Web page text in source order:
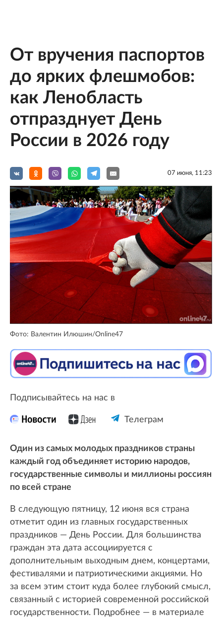
От вручения паспортов
до ярких флешмобов:
как Ленобласть
отпразднует День
России в 2026 году
07 июня, 11:23
Фото: Валентин Илюшин/Online47
Подписывайтесь на нас в
Телеграм
Один из самых молодых праздников страны
каждый год объединяет историю народов,
государственные символы и миллионы россиян
по всей стране
В следующую пятницу, 12 июня вся страна
отметит один из главных государственных
праздников — День России. Для большинства
граждан эта дата ассоциируется с
дополнительным выходным днем, концертами,
фестивалями и патриотическими акциями. Но
за всем этим стоит куда более глубокий смысл,
связанный с историей современной российской
государственности. Подробнее — в материале